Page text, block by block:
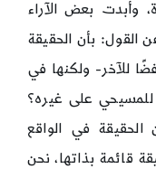
وأبدت بعض الآراء
القول: بأن الحقيقة
للآخر- ولكنها في
على غيره؟
في الواقع
قائمة بذاتها، نحن